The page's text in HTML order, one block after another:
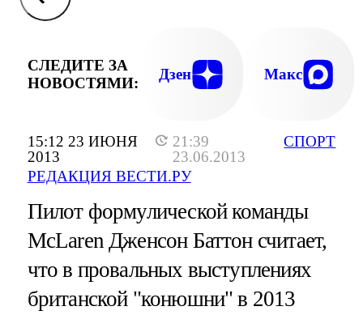
15:12 23 ИЮНЯ
2013
21:39
23.06.2013
РЕДАКЦИЯ ВЕСТИ.РУ
СПОРТ
СЛЕДИТЕ ЗА
НОВОСТЯМИ:
Дзен Макс
Пилот формулической команды
McLaren Дженсон Баттон считает,
что в провальных выступлениях
британской "конюшни" в 2013